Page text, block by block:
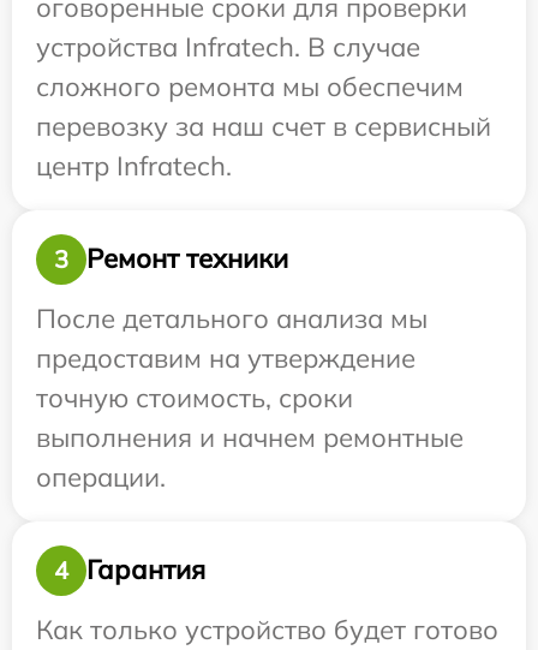
устройства Infratech. В случае
сложного ремонта мы обеспечим
перевозку за наш счет в сервисный
центр Infratech.
3
Ремонт техники
После детального анализа мы
предоставим на утверждение
точную стоимость, сроки
выполнения и начнем ремонтные
операции.
4
Гарантия
Как только устройство будет готово